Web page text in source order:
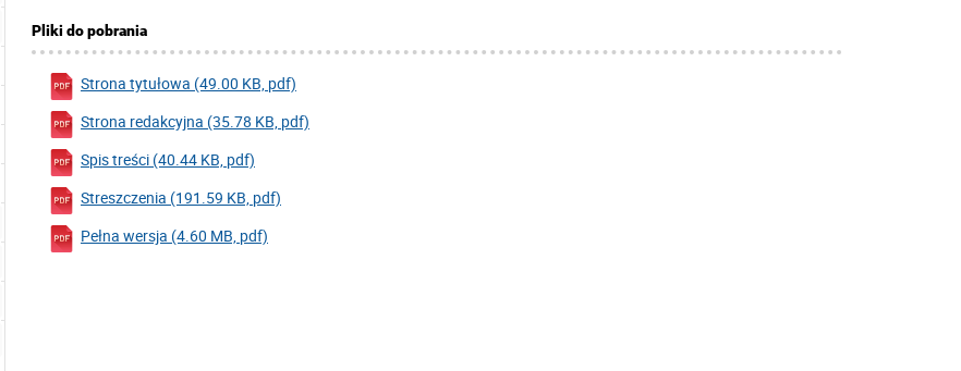
Pliki do pobrania
Strona tytułowa (49.00 KB, pdf)
Strona redakcyjna (35.78 KB, pdf)
Spis treści (40.44 KB, pdf)
Streszczenia (191.59 KB, pdf)
Pełna wersja (4.60 MB, pdf)